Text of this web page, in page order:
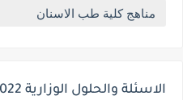
مناهج كلية طب الاسنان
الاسئلة والحلول الوزارية 2022 الدور الاول